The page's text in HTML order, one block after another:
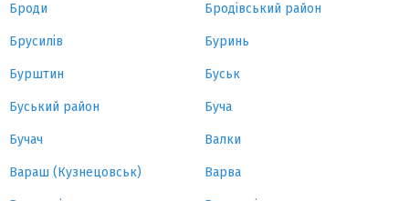
Броди Бродівський район
Брусилів Буринь
Бурштин Буськ
Буський район Буча
Бучач Валки
Вараш (Кузнецовськ) Варва